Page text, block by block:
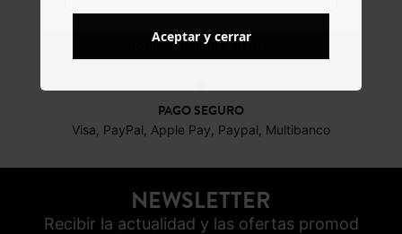
posibles durante 30 días
PAGO SEGURO
Visa, PayPal, Apple Pay, Paypal, Multibanco
NEWSLETTER
Recibir la actualidad y las ofertas promod
Aceptar y cerrar